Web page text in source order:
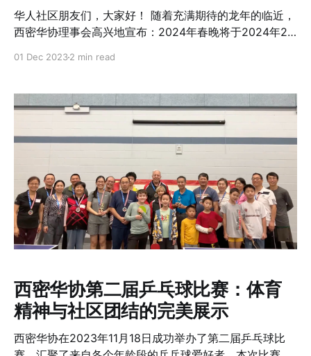
华人社区朋友们，大家好！ 随着充满期待的龙年的临近，
西密华协理事会高兴地宣布：2024年春晚将于2024年2
们的春晚不仅是为了庆祝新春，更是对东方龙文化意义与
传承的致敬。我们诚挚邀请您与家人和朋友一同加入我
味的佳肴和丰富的文化交流，展现我们华人社群的多元和
谐，并传承和弘扬宝贵的中国文化。 活动日期：2024年2
月24日（周六） 时间：5:30pm-9:00pm 地点：待定 为
了让这次春晚成为一个充满欢乐，令人难忘的夜晚，我们
诚挚欢迎各位朋友积极报名参加表演和主持。无论是歌
唱、舞蹈、乐器演奏、武术、戏剧，还是其他独特才艺，
我们都期待您的精彩展现！ 报名详情： 报名方式：填写
频，并上传至华协。 报名截止：2024年1月7日（包括填
表和视频上传）。 演出确认：预审通过的节目将在2024
年1月14日或之前收到确认通知。
01 Dec 20232 min read
西密华协第二届乒乓球比赛：体育
精神与社区团结的完美展示
西密华协在2023年11月18日成功举办了第二届乒乓球比